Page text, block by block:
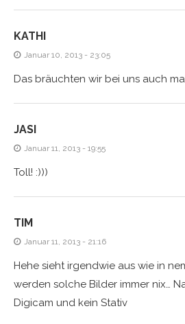
KATHI
Januar 10, 2013 - 23:05
Das bräuchten wir bei uns auch
JASI
Januar 11, 2013 - 19:55
Toll! :)))
TIM
Januar 11, 2013 - 21:16
Hehe sieht irgendwie aus wie in
werden solche Bilder immer nix…
Digicam und kein Stativ